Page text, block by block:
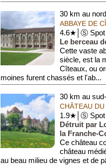
30 km au
ABBAYE DE
4.6★│Ⓢ Spot│
Le berceau
Cette vaste
siècle, est la
Cîteaux, ou
moines furent chassés et l'ab...
30 km au
CHÂTEAU DU
1.9★│Ⓢ Spot│
Détruit par
la Franche-
Ce château
château
au beau milieu de vignes et de